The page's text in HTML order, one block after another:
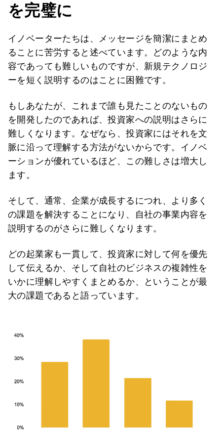
を完璧に
イノベーターたちは、メッセージを簡潔にまとめ
ることに苦労すると述べています。どのような内
容であっても難しいものですが、新規テクノロジ
ーを短く説明するのはことに困難です。
もしあなたが、これまで誰も見たことのないもの
を開発したのであれば、投資家への説明はさらに
難しくなります。なぜなら、投資家にはそれを文
脈に沿って理解する方法がないからです。イノベ
ーションが優れているほど、この難しさは増大し
ます。
そして、通常、企業が成長するにつれ、より多く
の課題を解決することになり、自社の事業内容を
説明するのがさらに難しくなります。
どの起業家も一貫して、投資家に対して何を優先
して伝えるか、そして自社のビジネスの複雑性を
いかに理解しやすくまとめるか、ということが最
大の課題であると語っています。